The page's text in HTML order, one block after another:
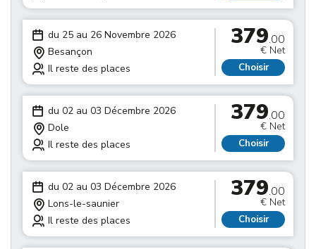
du 25 au 26 Novembre 2026
Besançon
Il reste des places
379.00
€ Net
Choisir
du 02 au 03 Décembre 2026
Dole
Il reste des places
379.00
€ Net
Choisir
du 02 au 03 Décembre 2026
Lons-le-saunier
Il reste des places
379.00
€ Net
Choisir